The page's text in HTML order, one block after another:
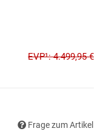
EVP¹: 4.499,95 €
Frage zum Artikel